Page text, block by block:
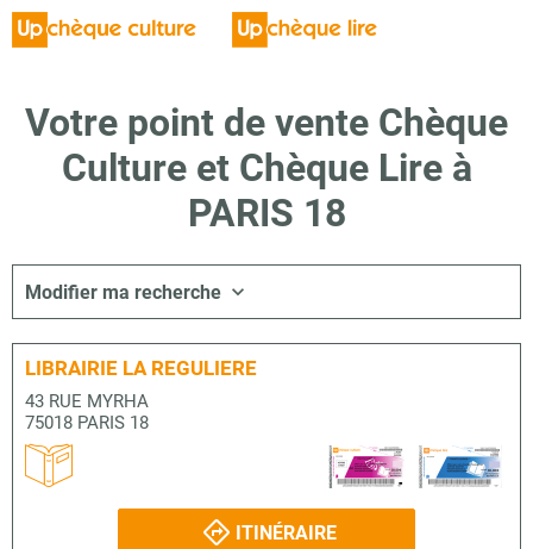
Votre point de vente Chèque
Culture et Chèque Lire à
PARIS 18
Modifier ma recherche
LIBRAIRIE LA REGULIERE
43 RUE MYRHA
75018 PARIS 18
ITINÉRAIRE